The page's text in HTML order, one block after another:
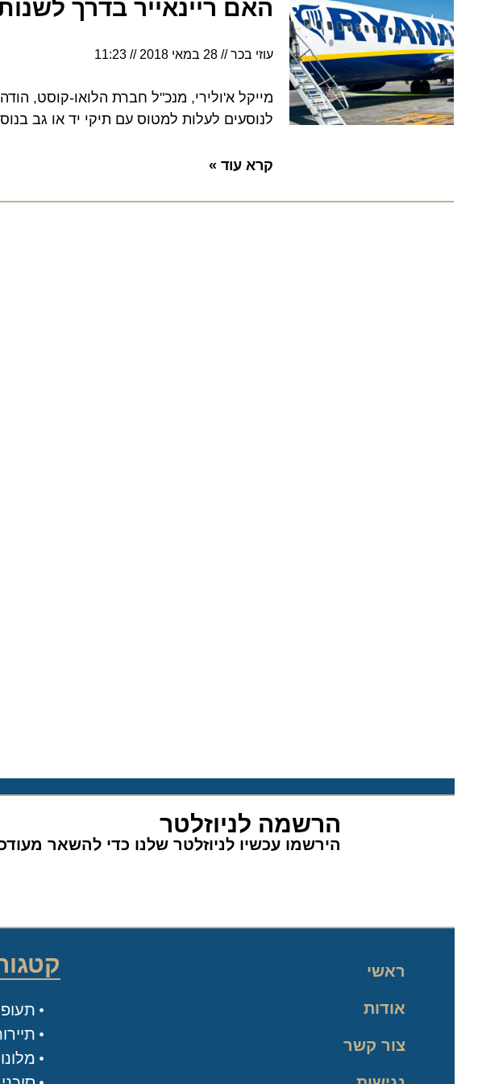
האם ריינאייר בדרך
עוזי בכר 28 במאי 2018 11:23
מייקל א'ולירי, מנכ"ל חברת הלואו-קוסט, הודה
לנוסעים לעלות למטוס עם תיקי יד או גב בנוסף
קרא עוד »
הרשמה לניוזלטר
הירשמו עכשיו לניוזלטר שלנו כדי להשאר
ראשי
אודות
צור קשר
תעופה
תיירות
מלונות